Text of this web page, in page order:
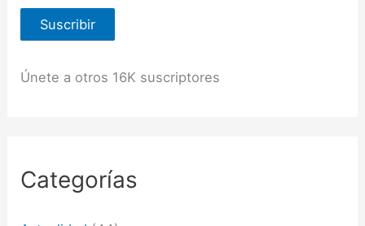
e
c
ó
r
r
Suscribir
Únete a otros 16K suscriptores
Categorías